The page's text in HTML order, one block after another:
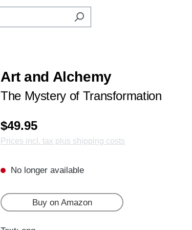
Art and Alchemy
The Mystery of Transformation
$49.95
Prices incl. tax plus shipping costs
No longer available
Buy on Amazon